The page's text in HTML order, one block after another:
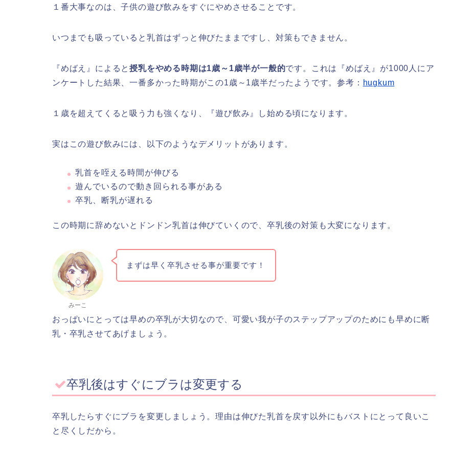
１番大事なのは、子供の遊び飲みをすぐにやめさせることです。
いつまでも吸っていると乳首はずっと伸びたままですし、対策もできません。
『めばえ』によると授乳をやめる時期は1歳～1歳半が一般的です。
これは『めばえ』が1000人にア
ンケートした結果、一番多かった時期がこの1歳～1歳半だったようです。参考： hugkum
１歳を超えてくると吸う力も強くなり、『遊び飲み』し始める頃になります。
実はこの遊び飲みには、以下のようなデメリットがあります。
乳首を咥える時間が伸びる
遊んでいるので動き回られる事がある
卒乳、断乳が遅れる
この時期に辞めないとドンドン乳首は伸びていくので、卒乳後の対策も大変になります。
みーこ
まずは早く卒乳させる事が重要です！
おっぱいにとっては早めの卒乳が大切なので、可愛い我が子のステップアップのためにも早めに断
乳・卒乳させてあげましょう。
卒乳後はすぐにブラは変更する
卒乳したらすぐにブラを変更しましょう。理由は伸びた乳首を戻す以外にもバストにとって良いこ
と尽くしだから。